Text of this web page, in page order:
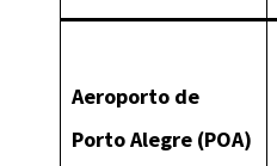
Aeroporto de
Porto Alegre (POA)